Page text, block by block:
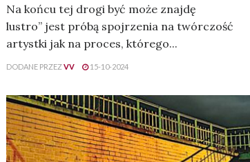
Na końcu tej drogi być może znajdę
lustro” jest próbą spojrzenia na twórczość
artystki jak na proces, którego...
DODANE PRZEZVV 15-10-2024